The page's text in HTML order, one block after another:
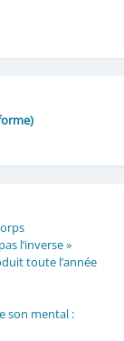
l’inverse »
toute l’année
son mental :